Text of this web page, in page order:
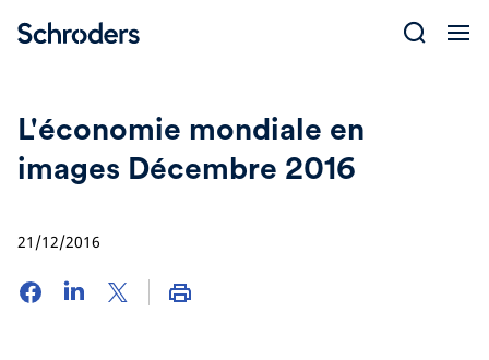
L'économie mondiale en
images Décembre 2016
21/12/2016